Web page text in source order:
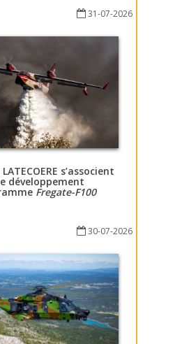
31-07-2026
s’associent
développement
Fregate-F100
30-07-2026